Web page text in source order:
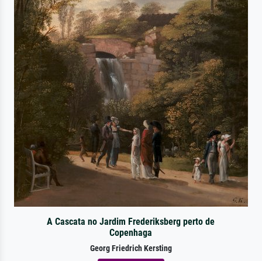
A Cascata no Jardim Frederiksberg perto de
Copenhaga
Georg Friedrich Kersting